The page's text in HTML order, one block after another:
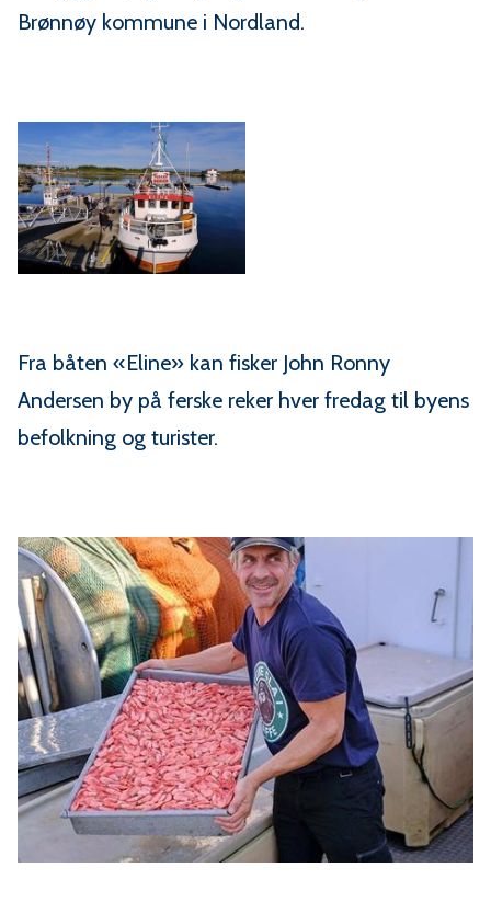
Brønnøy kommune i Nordland.
Fra båten «Eline» kan fisker John Ronny
Andersen by på ferske reker hver fredag til byens
befolkning og turister.